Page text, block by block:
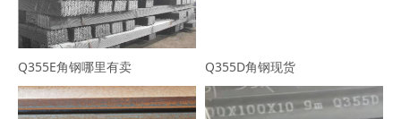
Q355E角钢哪里有卖 Q355D角钢现货